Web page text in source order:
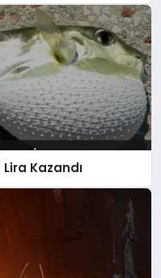
Lira Kazandı